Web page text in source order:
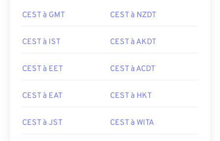
CEST à GMT CEST à NZDT
CEST à IST CEST à AKDT
CEST à EET CEST à ACDT
CEST à EAT CEST à HKT
CEST à JST CEST à WITA